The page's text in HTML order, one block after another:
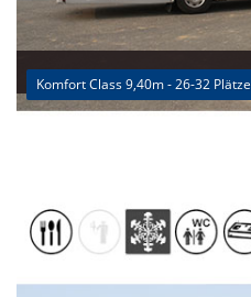
Komfort Class 9,40m - 26-32 Plätze